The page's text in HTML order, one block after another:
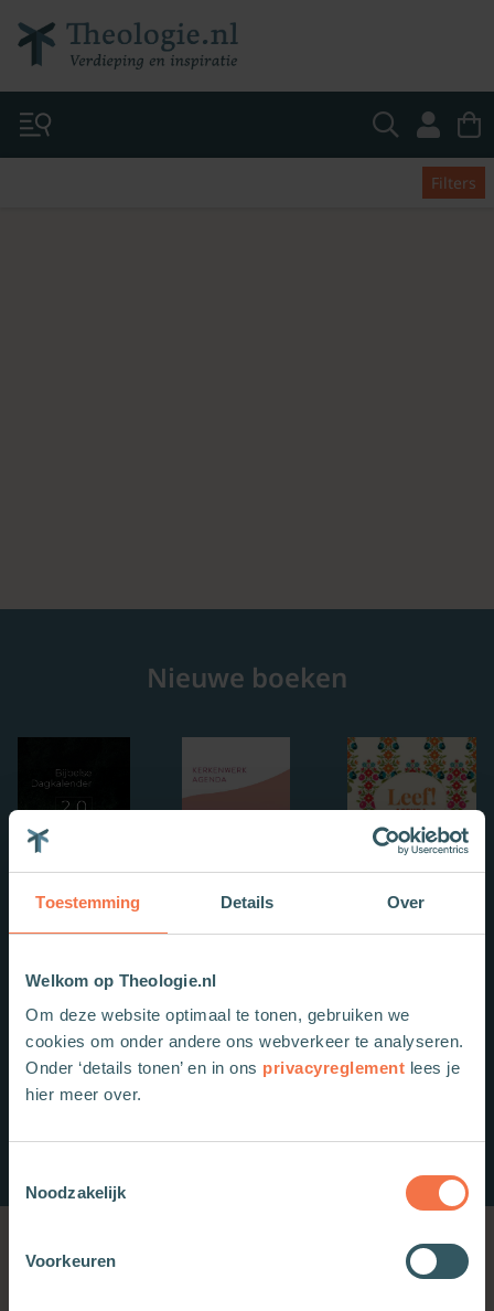
Toestemming Details Over
Welkom op Theologie.nl
Om deze website optimaal te tonen, gebruiken we
cookies om onder andere ons webverkeer te analyseren.
Onder ‘details tonen’ en in ons privacyreglement lees je
hier meer over.
Noodzakelijk
Voorkeuren
Filters
Nieuwe boeken